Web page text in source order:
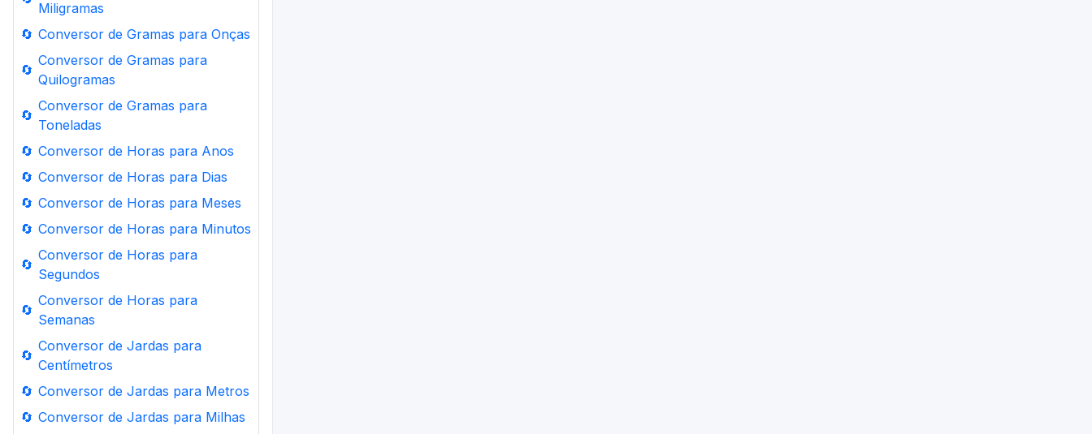
Miligramas
🔄 Conversor de Gramas para Onças
🔄
Conversor de Gramas para
Quilogramas
🔄
Conversor de Gramas para
Toneladas
🔄 Conversor de Horas para Anos
🔄 Conversor de Horas para Dias
🔄 Conversor de Horas para Meses
🔄 Conversor de Horas para Minutos
🔄
Conversor de Horas para
Segundos
🔄
Conversor de Horas para
Semanas
🔄
Conversor de Jardas para
Centímetros
🔄 Conversor de Jardas para Metros
🔄 Conversor de Jardas para Milhas